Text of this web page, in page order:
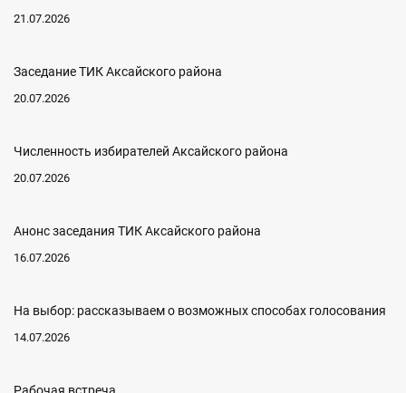
21.07.2026
Заседание ТИК Аксайского района
20.07.2026
Численность избирателей Аксайского района
20.07.2026
Анонс заседания ТИК Аксайского района
16.07.2026
На выбор: рассказываем о возможных способах голосования
14.07.2026